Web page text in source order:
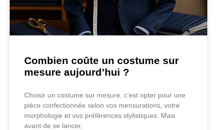
Combien coûte un costume sur
mesure aujourd’hui ?
Choisir un costume sur mesure, c’est opter pour une
pièce confectionnée selon vos mensurations, votre
morphologie et vos préférences stylistiques. Mais
avant de se lancer,